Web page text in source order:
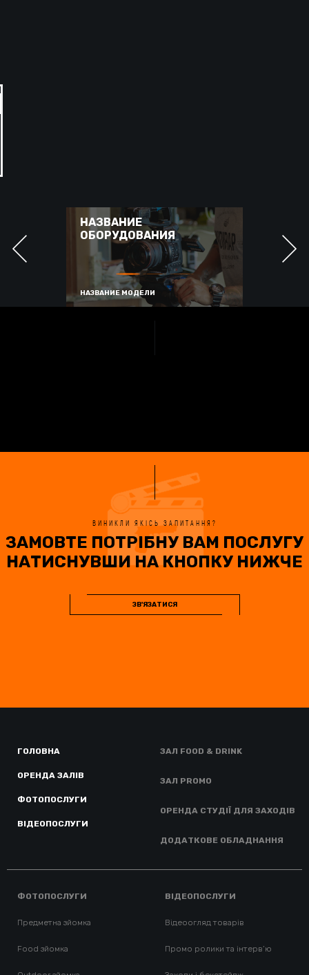
НАЗВАНИЕ
ОБОРУДОВАНИЯ
НАЗВАНИЕ МОДЕЛИ
ВИНИКЛИ ЯКІСЬ ЗАПИТАННЯ?
ЗАМОВТЕ ПОТРІБНУ ВАМ ПОСЛУГУ
НАТИСНУВШИ НА КНОПКУ НИЖЧЕ
ЗВ'ЯЗАТИСЯ
ГОЛОВНА
ОРЕНДА ЗАЛІВ
ФОТОПОСЛУГИ
ВІДЕОПОСЛУГИ
ЗАЛ FOOD & DRINK
ЗАЛ PROMO
ОРЕНДА СТУДІЇ ДЛЯ ЗАХОДІВ
ДОДАТКОВЕ ОБЛАДНАННЯ
ФОТОПОСЛУГИ
Предметна зйомка
Food зйомка
ВІДЕОПОСЛУГИ
Відеоогляд товарів
Промо ролики та інтерв’ю